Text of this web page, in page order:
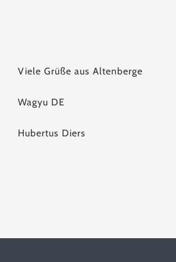
Viele Grüße aus Altenberge
Wagyu DE
Hubertus Diers